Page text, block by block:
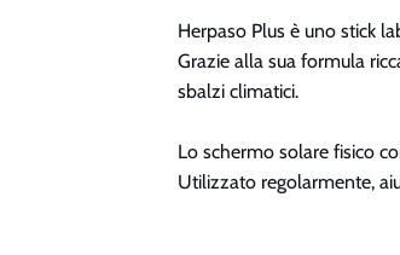
Herpaso Plus è uno stick
Grazie alla sua formula
sbalzi climatici.
Lo schermo solare fisico
Utilizzato regolarmente,